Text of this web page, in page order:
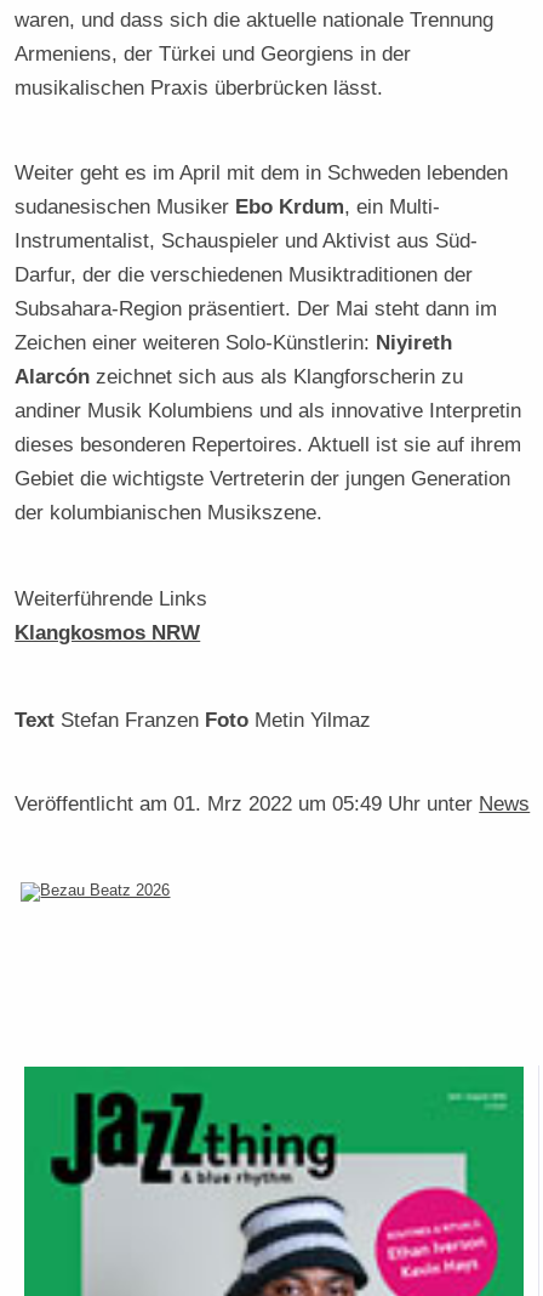
waren, und dass sich die aktuelle nationale Trennung
Armeniens, der Türkei und Georgiens in der
musikalischen Praxis überbrücken lässt.
Weiter geht es im April mit dem in Schweden lebenden
sudanesischen Musiker Ebo Krdum, ein Multi-
Instrumentalist, Schauspieler und Aktivist aus Süd-
Darfur, der die verschiedenen Musiktraditionen der
Subsahara-Region präsentiert. Der Mai steht dann im
Zeichen einer weiteren Solo-Künstlerin: Niyireth
Alarcón zeichnet sich aus als Klangforscherin zu
andiner Musik Kolumbiens und als innovative Interpretin
dieses besonderen Repertoires. Aktuell ist sie auf ihrem
Gebiet die wichtigste Vertreterin der jungen Generation
der kolumbianischen Musikszene.
Weiterführende Links
Klangkosmos NRW
Text Stefan Franzen Foto Metin Yilmaz
Veröffentlicht am01. Mrz 2022 um 05:49 Uhr unter News